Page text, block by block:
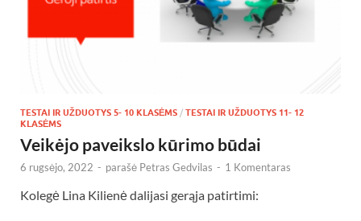
TESTAI IR UŽDUOTYS 5- 10 KLASĖMS / TESTAI IR UŽDUOTYS 11- 12
KLASĖMS
Veikėjo paveikslo kūrimo būdai
6 rugsėjo, 2022 - parašė Petras Gedvilas - 1 Komentaras
Kolegė Lina Kilienė dalijasi gerąja patirtimi: